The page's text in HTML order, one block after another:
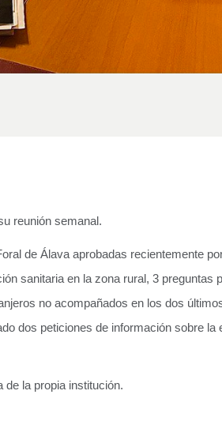
reunión semanal.
de Álava aprobadas recientemente
sanitaria en la zona rural, 3 preguntas
no acompañados en los dos
dos peticiones de información sobre la
de la propia institución.